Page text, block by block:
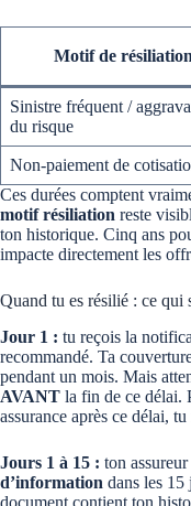
Motif de résiliation
Sinistre fréquent /
du risque
Non-paiement de
Ces durées comptent
motif résiliation reste
ton historique. Cinq ans
impacte directement les
Quand tu es résilié : ce qui
Jour 1 : tu reçois la
recommandé. Ta
pendant un mois. Mais
AVANT la fin de ce délai.
assurance après ce délai,
Jours 1 à 15 : ton
d’information dans les 15
document contient ton